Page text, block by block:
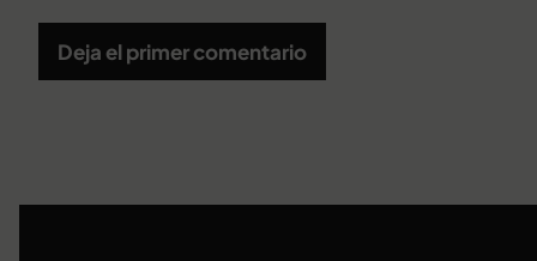
Deja el primer comentario